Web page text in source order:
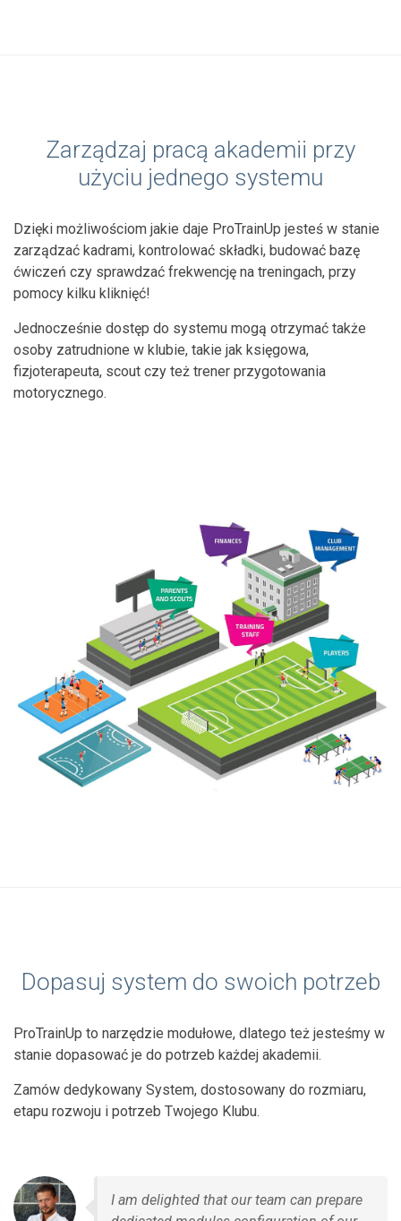
Zarządzaj pracą akademii przy
użyciu jednego systemu
Dzięki możliwościom jakie daje ProTrainUp jesteś w stanie
zarządzać kadrami, kontrolować składki, budować bazę
ćwiczeń czy sprawdzać frekwencję na treningach, przy
pomocy kilku kliknięć!
Jednocześnie dostęp do systemu mogą otrzymać także
osoby zatrudnione w klubie, takie jak księgowa,
fizjoterapeuta, scout czy też trener przygotowania
motorycznego.
Dopasuj system do swoich potrzeb
ProTrainUp to narzędzie modułowe, dlatego też jesteśmy w
stanie dopasować je do potrzeb każdej akademii.
Zamów dedykowany System, dostosowany do rozmiaru,
etapu rozwoju i potrzeb Twojego Klubu.
I am delighted that our team can prepare